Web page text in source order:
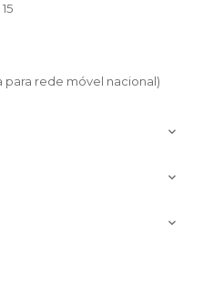
para rede móvel nacional)


